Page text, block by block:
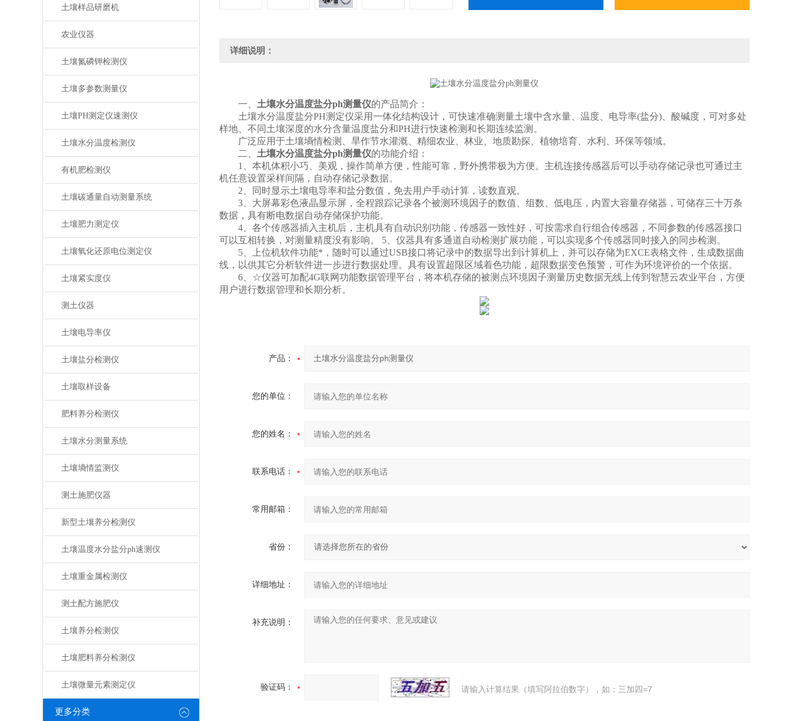
土壤样品研磨机
农业仪器
土壤氮磷钾检测仪
土壤多参数测量仪
土壤PH测定仪速测仪
土壤水分温度检测仪
有机肥检测仪
土壤碳通量自动测量系统
土壤肥力测定仪
土壤氧化还原电位测定仪
土壤紧实度仪
测土仪器
土壤电导率仪
土壤盐分检测仪
土壤取样设备
肥料养分检测仪
土壤水分测量系统
土壤墒情监测仪
测土施肥仪器
新型土壤养分检测仪
土壤温度水分盐分ph速测仪
土壤重金属检测仪
测土配方施肥仪
土壤养分检测仪
土壤肥料养分检测仪​
土壤微量元素测定仪
更多分类
详细说明：
一、 土壤水分温度盐分ph测量仪的产品简介：
土壤水分温度盐分PH测定仪采用一体化结构设计，可快速准确测量土壤中含水量、温度、电导率(盐分)、酸碱度，可对多处
样地、不同土壤深度的水分含量温度盐分和PH进行快速检测和长期连续监测。
广泛应用于土壤墒情检测、旱作节水灌溉、精细农业、林业、地质勘探、植物培育、水利、环保等领域。
二、 土壤水分温度盐分ph测量仪的功能介绍：
1、本机体积小巧、美观，操作简单方便，性能可靠，野外携带极为方便。主机连接传感器后可以手动存储记录也可通过主
机任意设置采样间隔，自动存储记录数据。
2、同时显示土壤电导率和盐分数值，免去用户手动计算，读数直观。
3、大屏幕彩色液晶显示屏，全程跟踪记录各个被测环境因子的数值、组数、低电压，内置大容量存储器，可储存三十万条
数据，具有断电数据自动存储保护功能。
4、各个传感器插入主机后，主机具有自动识别功能，传感器一致性好，可按需求自行组合传感器，不同参数的传感器接口
可以互相转换，对测量精度没有影响。 5、仪器具有多通道自动检测扩展功能，可以实现多个传感器同时接入的同步检测。
5、上位机软件功能*，随时可以通过USB接口将记录中的数据导出到计算机上，并可以存储为EXCE表格文件，生成数据曲
线，以供其它分析软件进一步进行数据处理。具有设置超限区域着色功能，超限数据变色预警，可作为环境评价的一个依据。
6、☆仪器可加配4G联网功能数据管理平台，将本机存储的被测点环境因子测量历史数据无线上传到智慧云农业平台，方便
用户进行数据管理和长期分析。
产品：
您的单位：
您的姓名：
联系电话：
常用邮箱：
省份：
详细地址：
补充说明：
验证码： 请输入计算结果（填写阿拉伯数字），如：三加四=7